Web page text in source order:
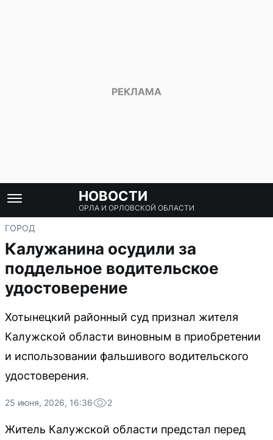
НОВОСТИ
ОРЛА И ОРЛОВСКОЙ ОБЛАСТИ
ГОРОД
Калужанина осудили за
поддельное водительское
удостоверение
Хотынецкий районный суд признал жителя
Калужской области виновным в приобретении
и использовании фальшивого водительского
удостоверения.
25 июня, 2026, 16:36 2
Житель Калужской области предстал перед